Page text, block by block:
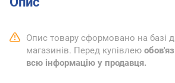
Опис товару сформовано на базі
магазинів. Перед купівлею
всю інформацію у продавця.